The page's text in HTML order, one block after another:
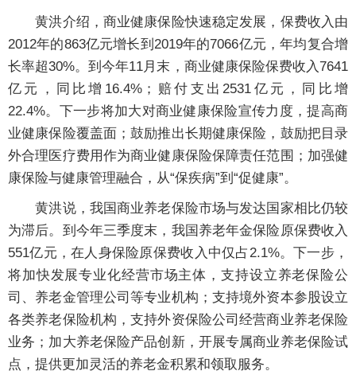
黄洪介绍，商业健康保险快速稳定发展，保费收入由
2012年的863亿元增长到2019年的7066亿元，年均复合增
长率超30%。到今年11月末，商业健康保险保费收入7641
亿元，同比增16.4%；赔付支出2531亿元，同比增
22.4%。下一步将加大对商业健康保险宣传力度，提高商
业健康保险覆盖面；鼓励推出长期健康保险，鼓励把目录
外合理医疗费用作为商业健康保险保障责任范围；加强健
康保险与健康管理融合，从“保疾病”到“促健康”。
黄洪说，我国商业养老保险市场与发达国家相比仍较
为滞后。到今年三季度末，我国养老年金保险原保费收入
551亿元，在人身保险原保费收入中仅占2.1%。下一步，
将加快发展专业化经营市场主体，支持设立养老保险公
司、养老金管理公司等专业机构；支持境外资本参股设立
各类养老保险机构，支持外资保险公司经营商业养老保险
业务；加大养老保险产品创新，开展专属商业养老保险试
点，提供更加灵活的养老金积累和领取服务。